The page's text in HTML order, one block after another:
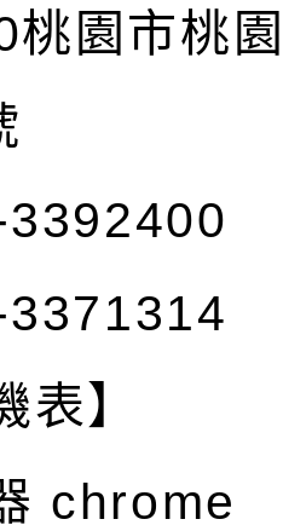
桃園市桃
表】
chrome